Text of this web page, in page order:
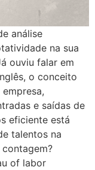
análise
na sua
ouviu falar em
o conceito
e saídas de
eficiente está
talentos na
of labor